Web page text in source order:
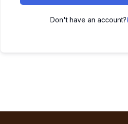
Don't have an account?